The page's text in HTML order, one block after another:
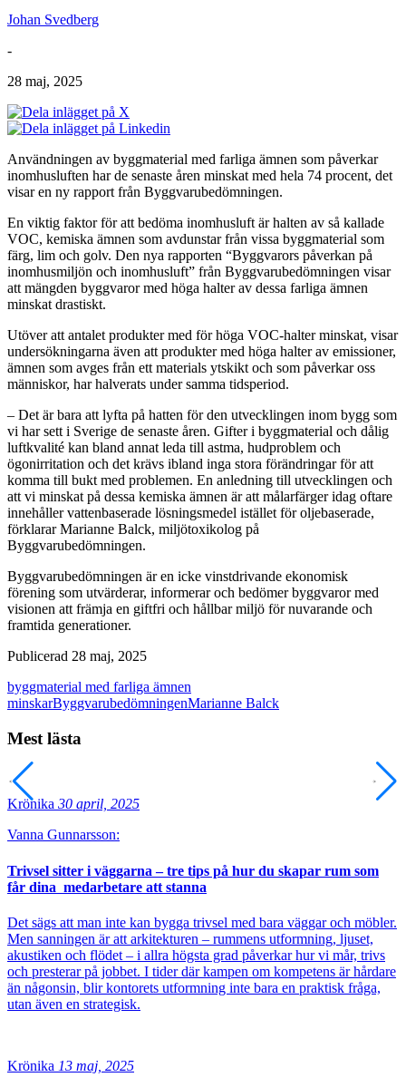
Johan Svedberg
-
28 maj, 2025
Användningen av byggmaterial med farliga ämnen som påverkar
inomhusluften har de senaste åren minskat med hela 74 procent, det
visar en ny rapport från Byggvarubedömningen.
En viktig faktor för att bedöma inomhusluft är halten av så kallade
VOC, kemiska ämnen som avdunstar från vissa byggmaterial som
färg, lim och golv. Den nya rapporten “Byggvarors påverkan på
inomhusmiljön och inomhusluft” från Byggvarubedömningen visar
att mängden byggvaror med höga halter av dessa farliga ämnen
minskat drastiskt.
Utöver att antalet produkter med för höga VOC-halter minskat, visar
undersökningarna även att produkter med höga halter av emissioner,
ämnen som avges från ett materials ytskikt och som påverkar oss
människor, har halverats under samma tidsperiod.
– Det är bara att lyfta på hatten för den utvecklingen inom bygg som
vi har sett i Sverige de senaste åren. Gifter i byggmaterial och dålig
luftkvalité kan bland annat leda till astma, hudproblem och
ögonirritation och det krävs ibland inga stora förändringar för att
komma till bukt med problemen. En anledning till utvecklingen och
att vi minskat på dessa kemiska ämnen är att målarfärger idag oftare
innehåller vattenbaserade lösningsmedel istället för oljebaserade,
förklarar Marianne Balck, miljötoxikolog på
Byggvarubedömningen.
Byggvarubedömningen är en icke vinstdrivande ekonomisk
förening som utvärderar, informerar och bedömer byggvaror med
visionen att främja en giftfri och hållbar miljö för nuvarande och
framtida generationer.
Publicerad 28 maj, 2025
byggmaterial med farliga ämnen
minskarByggvarubedömningenMarianne Balck
Mest lästa
Krönika 30 april, 2025
Vanna Gunnarsson:
Trivsel sitter i väggarna – tre tips på hur du skapar rum som
får dina medarbetare att stanna
Det sägs att man inte kan bygga trivsel med bara väggar och möbler.
Men sanningen är att arkitekturen – rummens utformning, ljuset,
akustiken och flödet – i allra högsta grad påverkar hur vi mår, trivs
och presterar på jobbet. I tider där kampen om kompetens är hårdare
än någonsin, blir kontorets utformning inte bara en praktisk fråga,
utan även en strategisk.
Krönika 13 maj, 2025